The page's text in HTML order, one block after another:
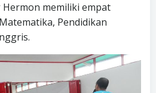
Hermon memiliki empat
Pendidikan